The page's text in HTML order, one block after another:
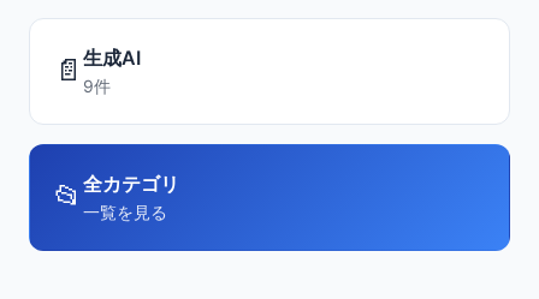
📄 生成AI
9件
📂 全カテゴリ
一覧を見る